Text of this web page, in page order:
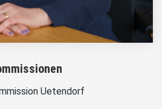
Uetendorf